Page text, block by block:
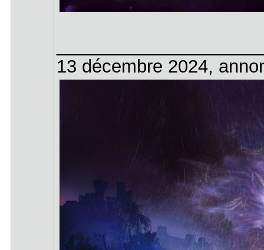
13 décembre 2024,